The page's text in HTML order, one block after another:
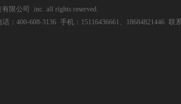
限公司 inc. all rights reserved.
：400-608-3136 手机：15116436661、18684821446 联